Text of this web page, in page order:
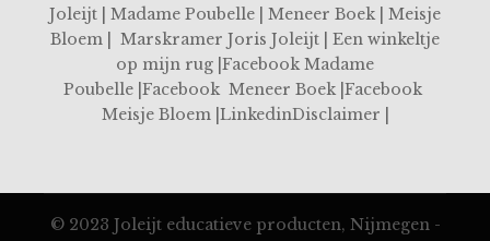
Joleijt | Madame Poubelle | Meneer Boek | Meisje
Bloem | Marskramer Joris Joleijt | Een winkeltje
op mijn rug |Facebook Madame
Poubelle |Facebook Meneer Boek |Facebook
Meisje Bloem |LinkedinDisclaimer |
© 2023 Joleijt educatieve producten, Nijmegen -